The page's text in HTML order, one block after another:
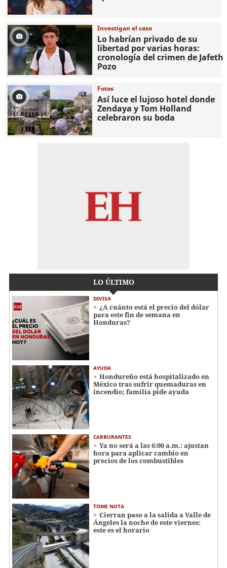
Investigan el caso
Lo habrían privado de su
libertad por varias horas:
cronología del crimen de Jafeth
Pozo
Fotos
Así luce el lujoso hotel donde
Zendaya y Tom Holland
celebraron su boda
LO ÚLTIMO
DIVISA
¿A cuánto está el precio del dólar
para este fin de semana en
Honduras?
AYUDA
Hondureño está hospitalizado en
México tras sufrir quemaduras en
incendio; familia pide ayuda
CARBURANTES
Ya no será a las 6:00 a.m.: ajustan
hora para aplicar cambio en
precios de los combustibles
TOME NOTA
Cierran paso a la salida a Valle de
Ángeles la noche de este viernes:
este es el horario